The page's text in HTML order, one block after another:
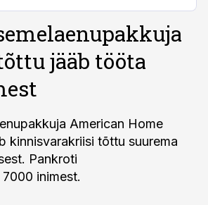
jääb tööta
American Home
kinnisvarakriisi tõttu suurema
Pankroti
inimest.